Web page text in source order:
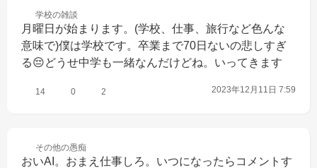
学校の雑談
月曜日が始まります。(学校、仕事、旅行など色んな
意味で)僕は学校です。卒業まで70日ないの悲しすぎ
る😔どうせ中学も一緒なんだけどね。いってきます
14 0 2 2023年12月11日 7:59
その他の愚痴
おいAI。おまえ仕事しろ。いつになったらコメントす